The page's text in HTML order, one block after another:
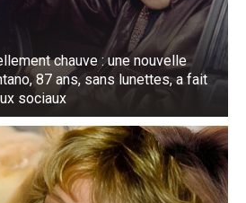
chauve : une nouvelle
87 ans, sans lunettes, a fait
sociaux